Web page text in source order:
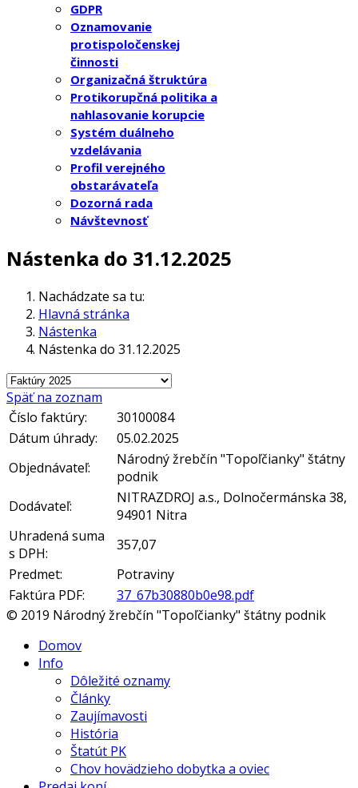
GDPR
Oznamovanie
protispoločenskej
činnosti
Organizačná štruktúra
Protikorupčná politika a
nahlasovanie korupcie
Systém duálneho
vzdelávania
Profil verejného
obstarávateľa
Dozorná rada
Návštevnosť
Nástenka do 31.12.2025
Nachádzate sa tu:
Hlavná stránka
Nástenka
Nástenka do 31.12.2025
Späť na zoznam
Číslo faktúry:
30100084
Dátum úhrady:
05.02.2025
Objednávateľ:
Národný žrebčín "Topoľčianky" štátny
podnik
Dodávateľ:
NITRAZDROJ a.s., Dolnočermánska 38,
94901 Nitra
Uhradená suma
s DPH:
357,07
Predmet:
Potraviny
Faktúra PDF:
37_67b30880b0e98.pdf
© 2019 Národný žrebčín "Topoľčianky" štátny podnik
Domov
Info
Dôležité oznamy
Články
Zaujímavosti
História
Štatút PK
Chov hovädzieho dobytka a oviec